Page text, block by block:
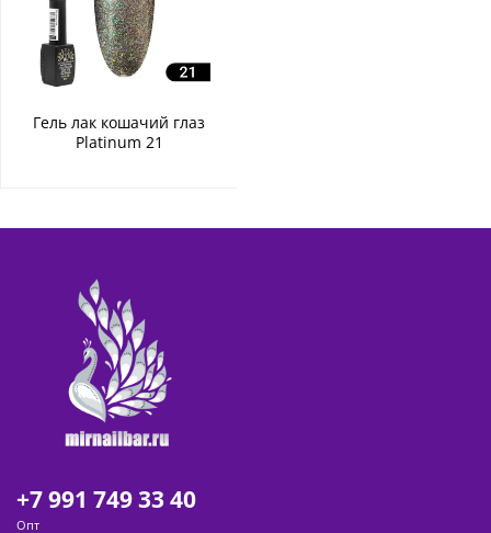
Гель лак кошачий глаз
Platinum 21
+7 991 749 33 40
Опт